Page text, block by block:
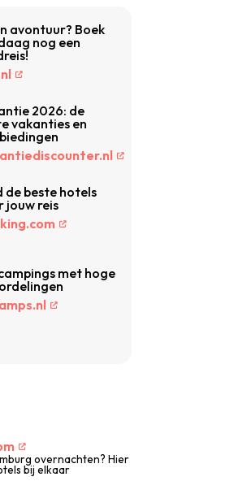
avontuur? Boek
nog een
2026: de
vakanties en
de beste hotels
jouw reis
met hoge
overnachten? Hier
bij elkaar